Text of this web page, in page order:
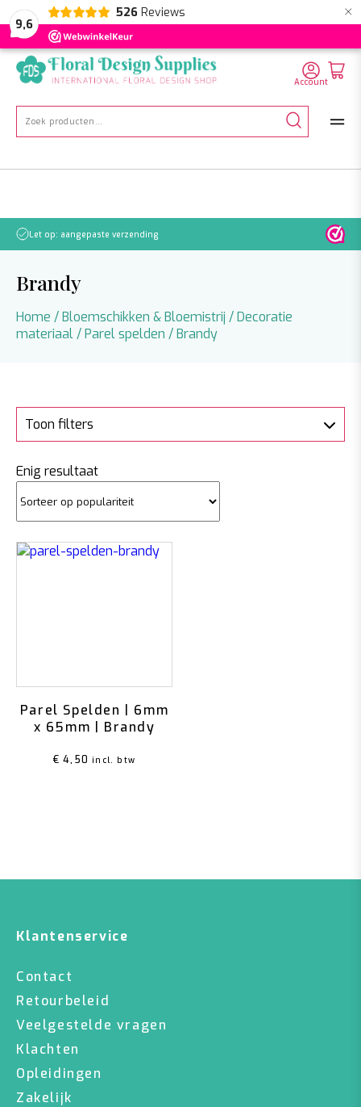
9,6
526 Reviews ×
NL EN DE
Zoeken
Account
Let op: aangepaste verzending
Brandy
Home /Bloemschikken & Bloemistrij /Decoratie
materiaal/Parel spelden / Brandy
Toon filters
Enig resultaat
Parel Spelden | 6mm
x 65mm | Brandy
€ 4,50 incl. btw
Klantenservice
Contact
Retourbeleid
Veelgestelde vragen
Klachten
Opleidingen
Zakelijk